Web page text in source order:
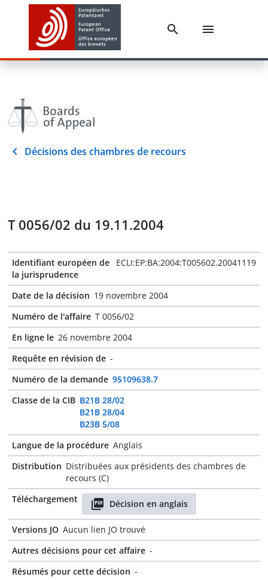
Décisions des chambres de recours
T 0056/02 du 19.11.2004
Identifiant européen de
la jurisprudence
ECLI:EP:BA:2004:T005602.20041119
Date de la décision 19 novembre 2004
Numéro de l'affaire T 0056/02
En ligne le 26 novembre 2004
Requête en révision de -
Numéro de la demande 95109638.7
Classe de la CIB B21B 28/02
B21B 28/04
B23B 5/08
Langue de la procédure Anglais
Distribution Distribuées aux présidents des chambres de
recours (C)
Téléchargement
Décision en anglais
Versions JO Aucun lien JO trouvé
Autres décisions pour cet affaire -
Résumés pour cette décision -